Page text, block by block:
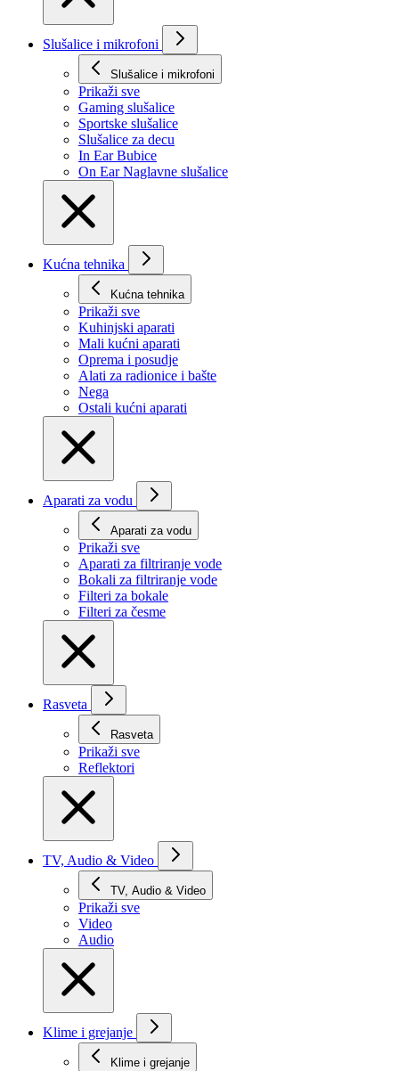
Slušalice i mikrofoni
Slušalice i mikrofoni
Prikaži svе
Gaming slušalice
Sportske slušalice
Slušalice za decu
In Ear Bubice
On Ear Naglavne slušalice
Kućna tehnika
Kućna tehnika
Prikaži svе
Kuhinjski aparati
Mali kućni aparati
Oprema i posudje
Alati za radionice i bašte
Nega
Ostali kućni aparati
Aparati za vodu
Aparati za vodu
Prikaži svе
Aparati za filtriranje vode
Bokali za filtriranje vode
Filteri za bokale
Filteri za česme
Rasveta
Rasveta
Prikaži svе
Reflektori
TV, Audio & Video
TV, Audio & Video
Prikaži svе
Video
Audio
Klime i grejanje
Klime i grejanje